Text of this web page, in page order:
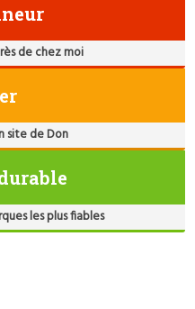
de chez moi
site de Don
les plus fiables